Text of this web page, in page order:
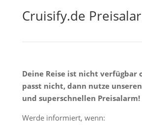
Cruisify.de
Deine Reise ist nicht verfügbar
passt nicht, dann nutze
und superschnellen Preisalarm!
Werde informiert, wenn: